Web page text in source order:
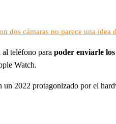
dos cámaras no parece una idea
al teléfono para poder enviarle
Watch.
un 2022 protagonizado por el